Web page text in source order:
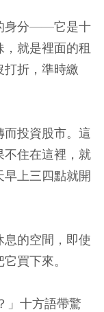
身分——它是十
就是裡面的租
折，準時繳
投資股市。這
不住在這裡，就
上三四點就開
的空間，即使
買下來。
」十方語帶驚